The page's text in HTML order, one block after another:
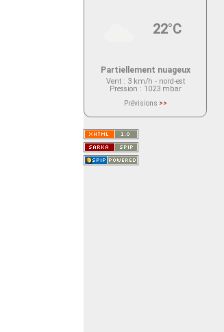
22°C
Partiellement nuageux
Vent: 3 km/h - nord-est
Pression : 1023 mbar
Prévisions >>
actuellement aucune prévision
Saint-Nom.
Veuillez consulter le message du
service ci-dessous.
(401 - Invalid API key. Please see
https://openweathermap.org/faq#error401